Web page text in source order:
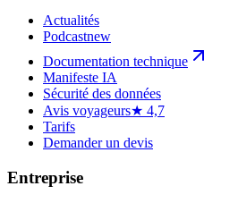
Actualités
Podcastnew
Documentation technique
Manifeste IA
Sécurité des données
Avis voyageurs★ 4,7
Tarifs
Demander un devis
Entreprise